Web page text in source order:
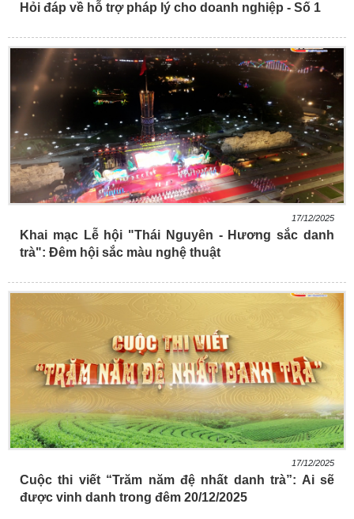
Hỏi đáp về hỗ trợ pháp lý cho doanh nghiệp​ - Số 1
17/12/2025
Khai mạc Lễ hội "Thái Nguyên - Hương sắc danh
trà": Đêm hội sắc màu nghệ thuật
17/12/2025
Cuộc thi viết “Trăm năm đệ nhất danh trà”: Ai sẽ
được vinh danh trong đêm 20/12/2025